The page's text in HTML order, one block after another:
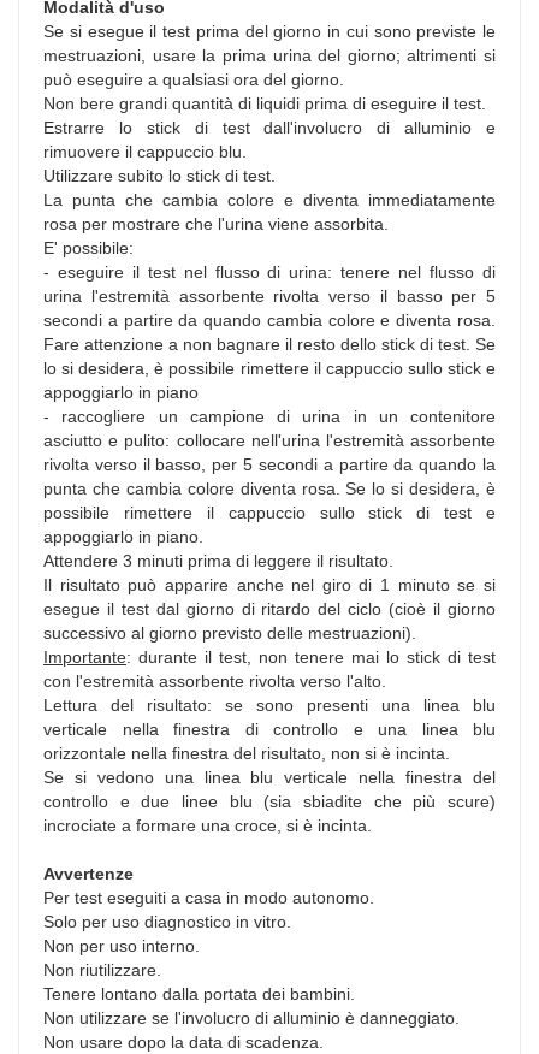
Modalità d'uso
Se si esegue il test prima del giorno in cui sono previste le
mestruazioni, usare la prima urina del giorno; altrimenti si
può eseguire a qualsiasi ora del giorno.
Non bere grandi quantità di liquidi prima di eseguire il test.
Estrarre lo stick di test dall'involucro di alluminio e
rimuovere il cappuccio blu.
Utilizzare subito lo stick di test.
La punta che cambia colore e diventa immediatamente
rosa per mostrare che l'urina viene assorbita.
E' possibile:
- eseguire il test nel flusso di urina: tenere nel flusso di
urina l'estremità assorbente rivolta verso il basso per 5
secondi a partire da quando cambia colore e diventa rosa.
Fare attenzione a non bagnare il resto dello stick di test. Se
lo si desidera, è possibile rimettere il cappuccio sullo stick e
appoggiarlo in piano
- raccogliere un campione di urina in un contenitore
asciutto e pulito: collocare nell'urina l'estremità assorbente
rivolta verso il basso, per 5 secondi a partire da quando la
punta che cambia colore diventa rosa. Se lo si desidera, è
possibile rimettere il cappuccio sullo stick di test e
appoggiarlo in piano.
Attendere 3 minuti prima di leggere il risultato.
Il risultato può apparire anche nel giro di 1 minuto se si
esegue il test dal giorno di ritardo del ciclo (cioè il giorno
successivo al giorno previsto delle mestruazioni).
Importante: durante il test, non tenere mai lo stick di test
con l'estremità assorbente rivolta verso l'alto.
Lettura del risultato: se sono presenti una linea blu
verticale nella finestra di controllo e una linea blu
orizzontale nella finestra del risultato, non si è incinta.
Se si vedono una linea blu verticale nella finestra del
controllo e due linee blu (sia sbiadite che più scure)
incrociate a formare una croce, si è incinta.
Avvertenze
Per test eseguiti a casa in modo autonomo.
Solo per uso diagnostico in vitro.
Non per uso interno.
Non riutilizzare.
Tenere lontano dalla portata dei bambini.
Non utilizzare se l'involucro di alluminio è danneggiato.
Non usare dopo la data di scadenza.